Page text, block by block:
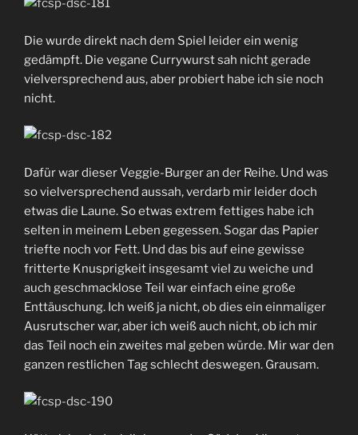
Die wurde direkt nach dem Spiel leider ein wenig
gedämpft. Die vegane Currywurst sah nicht gerade
vielversprechend aus, aber probiert habe ich sie noch
nicht.
Dafür war dieser Veggie-Burger an der Reihe. Und was
so vielversprechend aussah, verdarb mir leider doch
etwas die Laune. So etwas extrem fettiges habe ich
selten in meinem Leben gegessen. Sogar das Papier
triefte noch vor Fett. Und das bis auf eine gewisse
fritterte Knusprigkeit insgesamt viel zu weiche und
auch geschmacklose Teil war einfach eine große
Enttäuschung. Ich weiß ja nicht, ob dies ein einmaliger
Ausrutscher war, aber ich weiß auch nicht, ob ich mir
das Teil noch ein zweites mal geben würde. Mir war den
ganzen restlichen Tag schlecht deswegen. Grausam.